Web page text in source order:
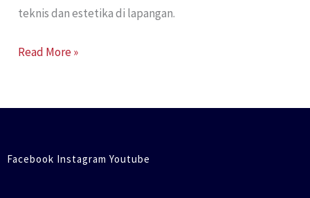
teknis dan estetika di lapangan.
Read More »
Facebook Instagram Youtube